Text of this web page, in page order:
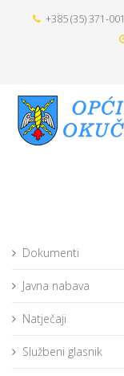
+385 (35) 371-001
Dokumenti
Javna nabava
Natječaji
Službeni glasnik